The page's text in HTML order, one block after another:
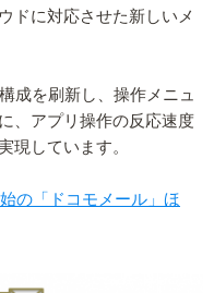
ドに対応させた新しいメ
成を刷新し、操作メニュ
、アプリ操作の反応速度
現しています。
の「ドコモメール」ほ